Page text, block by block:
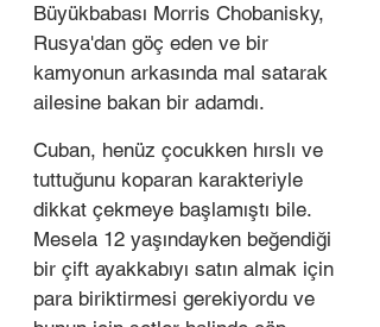
Büyükbabası Morris Chobanisky,
Rusya'dan göç eden ve bir
kamyonun arkasında mal satarak
ailesine bakan bir adamdı.
Cuban, henüz çocukken hırslı ve
tuttuğunu koparan karakteriyle
dikkat çekmeye başlamıştı bile.
Mesela 12 yaşındayken beğendiği
bir çift ayakkabıyı satın almak için
para biriktirmesi gerekiyordu ve